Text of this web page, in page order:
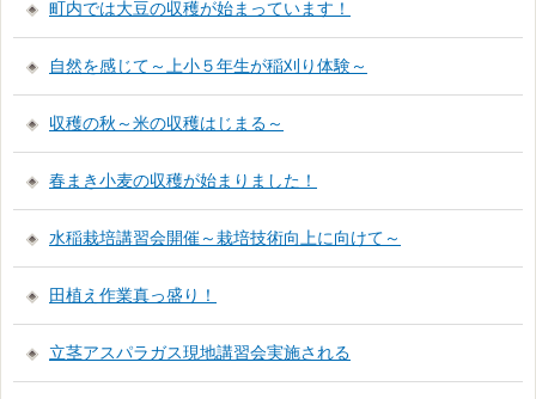
町内では大豆の収穫が始まっています！
自然を感じて～上小５年生が稲刈り体験～
収穫の秋～米の収穫はじまる～
春まき小麦の収穫が始まりました！
水稲栽培講習会開催～栽培技術向上に向けて～
田植え作業真っ盛り！
立茎アスパラガス現地講習会実施される